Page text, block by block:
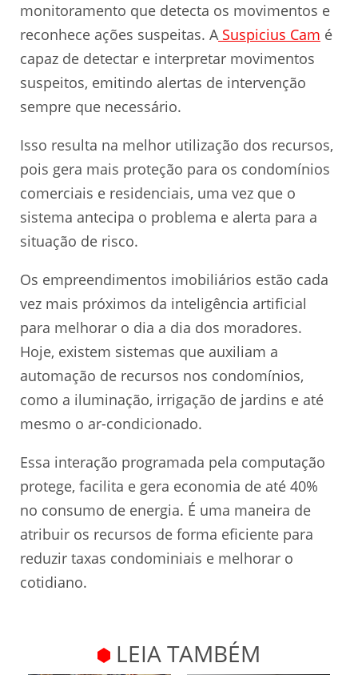
monitoramento que detecta os movimentos e
reconhece ações suspeitas. ASuspicius Cam é
capaz de detectar e interpretar movimentos
suspeitos, emitindo alertas de intervenção
sempre que necessário.
Isso resulta na melhor utilização dos recursos,
pois gera mais proteção para os condomínios
comerciais e residenciais, uma vez que o
sistema antecipa o problema e alerta para a
situação de risco.
Os empreendimentos imobiliários estão cada
vez mais próximos da inteligência artificial
para melhorar o dia a dia dos moradores.
Hoje, existem sistemas que auxiliam a
automação de recursos nos condomínios,
como a iluminação, irrigação de jardins e até
mesmo o ar-condicionado.
Essa interação programada pela computação
protege, facilita e gera economia de até 40%
no consumo de energia. É uma maneira de
atribuir os recursos de forma eficiente para
reduzir taxas condominiais e melhorar o
cotidiano.
LEIA TAMBÉM